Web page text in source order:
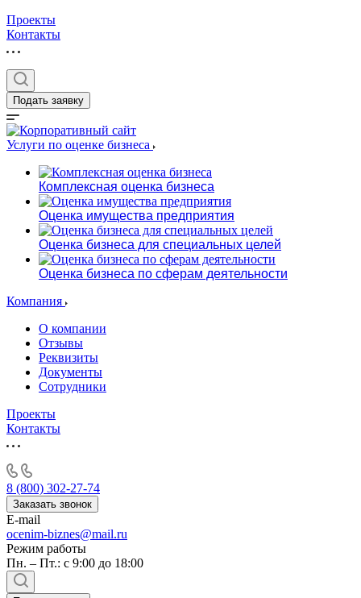
Проекты
Контакты
Подать заявку
Услуги по оценке бизнеса
Комплексная оценка бизнеса
Оценка имущества предприятия
Оценка бизнеса для специальных целей
Оценка бизнеса по сферам деятельности
Компания
О компании
Отзывы
Реквизиты
Документы
Сотрудники
Проекты
Контакты
8 (800) 302-27-74
Заказать звонок
E-mail
ocenim-biznes@mail.ru
Режим работы
Пн. – Пт.: с 9:00 до 18:00